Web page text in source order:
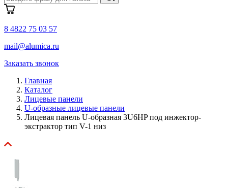
8 4822 75 03 57
mail@alumica.ru
Заказать звонок
Главная
Каталог
Лицевые панели
U-образные лицевые панели
Лицевая панель U-образная 3U6HP под инжектор-
экстрактор тип V-1 низ